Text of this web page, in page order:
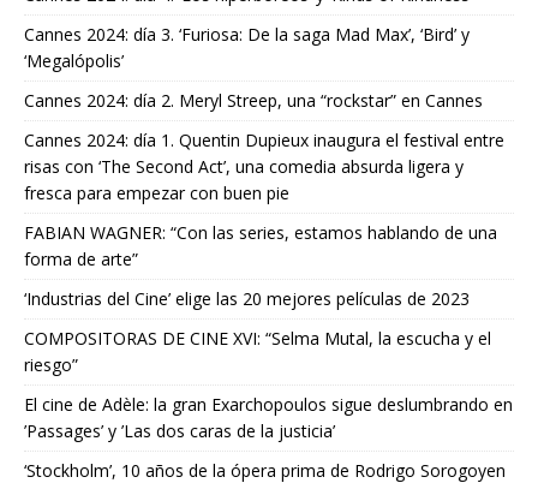
Cannes 2024: día 3. ‘Furiosa: De la saga Mad Max’, ‘Bird’ y
‘Megalópolis’
Cannes 2024: día 2. Meryl Streep, una “rockstar” en Cannes
Cannes 2024: día 1. Quentin Dupieux inaugura el festival entre
risas con ‘The Second Act’, una comedia absurda ligera y
fresca para empezar con buen pie
FABIAN WAGNER: “Con las series, estamos hablando de una
forma de arte”
‘Industrias del Cine’ elige las 20 mejores películas de 2023
COMPOSITORAS DE CINE XVI: “Selma Mutal, la escucha y el
riesgo”
El cine de Adèle: la gran Exarchopoulos sigue deslumbrando en
’Passages’ y ’Las dos caras de la justicia’
‘Stockholm’, 10 años de la ópera prima de Rodrigo Sorogoyen